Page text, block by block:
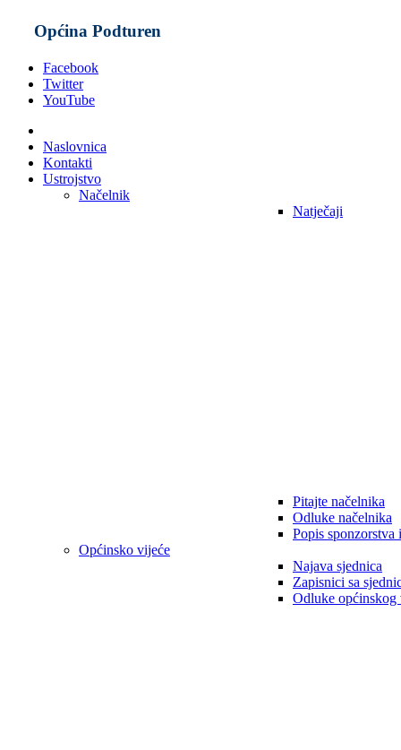
Općina Podturen
Facebook
Twitter
YouTube
Naslovnica
Kontakti
Ustrojstvo
Načelnik
Natječaji
Pitajte načelnika
Odluke načelnika
Popis sponzorstva
Općinsko vijeće
Najava sjednica
Zapisnici sa
Odluke općinskog